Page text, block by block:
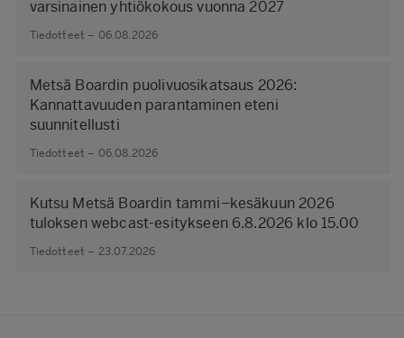
varsinainen yhtiökokous vuonna 2027
Tiedotteet – 06.08.2026
Metsä Boardin puolivuosikatsaus 2026:
Kannattavuuden parantaminen eteni
suunnitellusti
Tiedotteet – 06.08.2026
Kutsu Metsä Boardin tammi–kesäkuun 2026
tuloksen webcast-esitykseen 6.8.2026 klo 15.00
Tiedotteet – 23.07.2026